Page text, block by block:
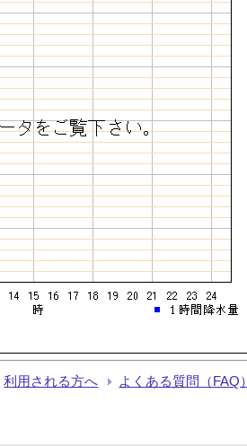
利用される方へ よくある質問（FAQ）